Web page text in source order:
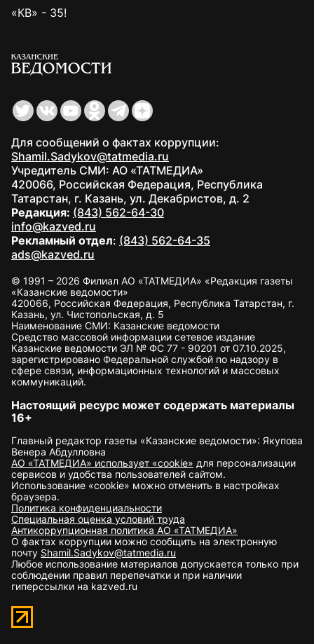
«КВ» - 35!
Для сообщений о фактах коррупции:
Shamil.Sadykov@tatmedia.ru
Учредитель СМИ: АО «ТАТМЕДИА»
420066, Российская Федерация, Республика
Татарстан, г. Казань, ул. Декабристов, д. 2
Редакция: (843) 562-64-30
info@kazved.ru
Рекламный отдел: (843) 562-64-35
ads@kazved.ru
© 1991 – 2026 Филиал АО «ТАТМЕДИА» «Редакция газеты
«Казанские ведомости»
420066, Российская Федерация, Республика Татарстан, г.
Казань, ул. Чистопольская, д. 5
Наименование СМИ: Казанские ведомости
Средство массовой информации сетевое издание
Казанские ведомости ЭЛ № ФС 77 - 90201 от 07.10.2025,
зарегистрировано Федеральной службой по надзору в
сфере связи, информационных технологий и массовых
коммуникаций.
Настоящий ресурс может содержать материалы
16+
Главный редактор газеты «Казанские ведомости»: Якупова
Венера Абдулловна
АО «ТАТМЕДИА» использует «cookie» для персонализации
сервисов и удобства пользователей сайтом.
Использование «cookie» можно отменить в настройках
браузера.
Политика конфиденциальности
Специальная оценка условий труда
Антикоррупционная политика АО «ТАТМЕДИА»
О фактах коррупции можно сообщить на электронную
почту Shamil.Sadykov@tatmedia.ru
Любое использование материалов допускается только при
соблюдении правил перепечатки и при наличии
гиперссылки на kazved.ru